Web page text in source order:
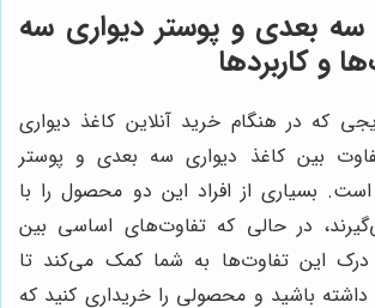
سه بعدی و پوستر دیواری سه
و کاربردها
که در هنگام خرید آنلاین کاغذ دیواری
بین کاغذ دیواری سه بعدی و پوستر
بسیاری از افراد این دو محصول را با
در حالی که تفاوت‌های اساسی بین
درک این تفاوت‌ها به شما کمک می‌کند تا
باشید و محصولی را خریداری کنید که